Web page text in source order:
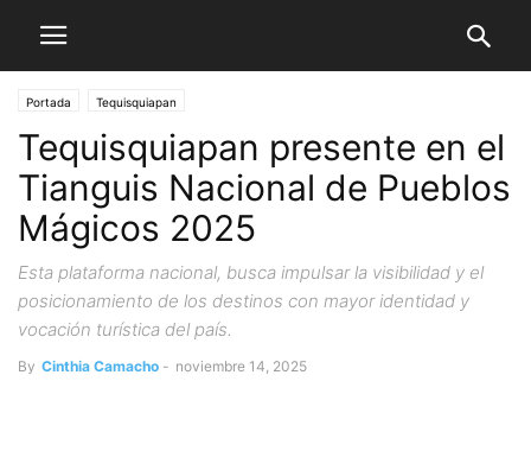
Portada Tequisquiapan
Tequisquiapan presente en el
Tianguis Nacional de Pueblos
Mágicos 2025
Esta plataforma nacional, busca impulsar la visibilidad y el
posicionamiento de los destinos con mayor identidad y
vocación turística del país.
By Cinthia Camacho - noviembre 14, 2025